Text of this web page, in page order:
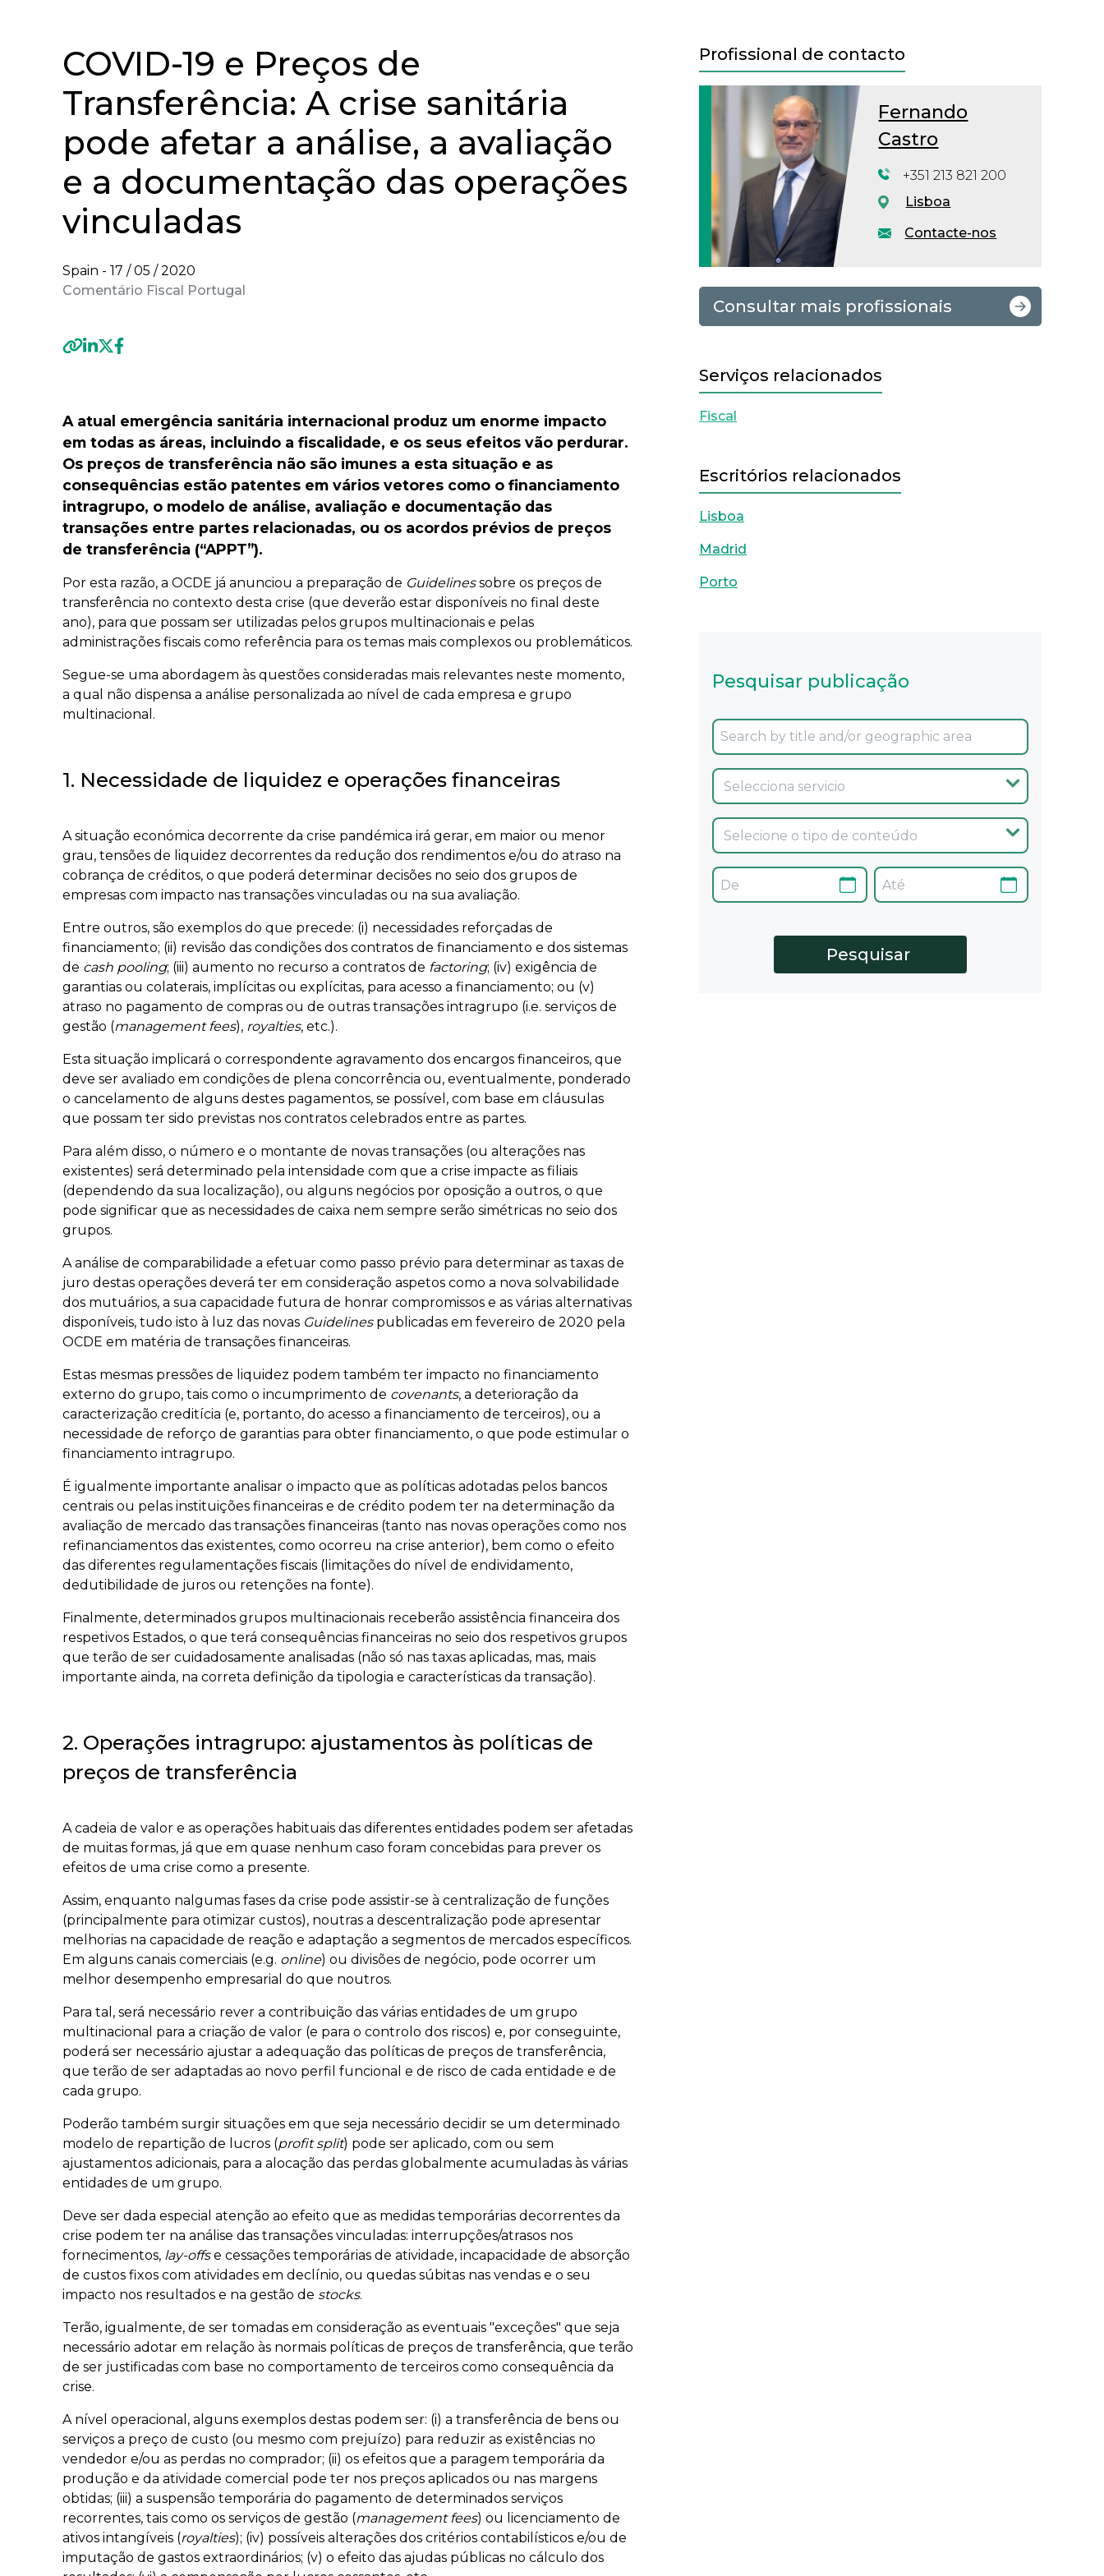
COVID-19 e Preços de
Transferência: A crise sanitária
pode afetar a análise, a avaliação
e a documentação das operações
vinculadas
Spain - 17 / 05 / 2020
Comentário Fiscal Portugal
A atual emergência sanitária internacional produz um enorme impacto
em todas as áreas, incluindo a fiscalidade, e os seus efeitos vão perdurar.
Os preços de transferência não são imunes a esta situação e as
consequências estão patentes em vários vetores como o financiamento
intragrupo, o modelo de análise, avaliação e documentação das
transações entre partes relacionadas, ou os acordos prévios de preços
de transferência (“APPT”).
Por esta razão, a OCDE já anunciou a preparação de Guidelinessobre os preços de
transferência no contexto desta crise (que deverão estar disponíveis no final deste
ano), para que possam ser utilizadas pelos grupos multinacionais e pelas
administrações fiscais como referência para os temas mais complexos ou problemáticos.
Segue-se uma abordagem às questões consideradas mais relevantes neste momento,
a qual não dispensa a análise personalizada ao nível de cada empresa e grupo
multinacional.
1. Necessidade de liquidez e operações financeiras
A situação económica decorrente da crise pandémica irá gerar, em maior ou menor
grau, tensões de liquidez decorrentes da redução dos rendimentos e/ou do atraso na
cobrança de créditos, o que poderá determinar decisões no seio dos grupos de
empresas com impacto nas transações vinculadas ou na sua avaliação.
Entre outros, são exemplos do que precede: (i) necessidades reforçadas de
financiamento; (ii) revisão das condições dos contratos de financiamento e dos sistemas
de cash pooling; (iii) aumento no recurso a contratos de factoring; (iv) exigência de
garantias ou colaterais, implícitas ou explícitas, para acesso a financiamento; ou (v)
atraso no pagamento de compras ou de outras transações intragrupo (i.e. serviços de
gestão (management fees), royalties, etc.).
Esta situação implicará o correspondente agravamento dos encargos financeiros, que
deve ser avaliado em condições de plena concorrência ou, eventualmente, ponderado
o cancelamento de alguns destes pagamentos, se possível, com base em cláusulas
que possam ter sido previstas nos contratos celebrados entre as partes.
Para além disso, o número e o montante de novas transações (ou alterações nas
existentes) será determinado pela intensidade com que a crise impacte as filiais
(dependendo da sua localização), ou alguns negócios por oposição a outros, o que
pode significar que as necessidades de caixa nem sempre serão simétricas no seio dos
grupos.
A análise de comparabilidade a efetuar como passo prévio para determinar as taxas de
juro destas operações deverá ter em consideração aspetos como a nova solvabilidade
dos mutuários, a sua capacidade futura de honrar compromissos e as várias alternativas
disponíveis, tudo isto à luz das novas Guidelinespublicadas em fevereiro de 2020 pela
OCDE em matéria de transações financeiras.
Estas mesmas pressões de liquidez podem também ter impacto no financiamento
externo do grupo, tais como o incumprimento de covenants, a deterioração da
caracterização creditícia (e, portanto, do acesso a financiamento de terceiros), ou a
necessidade de reforço de garantias para obter financiamento, o que pode estimular o
financiamento intragrupo.
É igualmente importante analisar o impacto que as políticas adotadas pelos bancos
centrais ou pelas instituições financeiras e de crédito podem ter na determinação da
avaliação de mercado das transações financeiras (tanto nas novas operações como nos
refinanciamentos das existentes, como ocorreu na crise anterior), bem como o efeito
das diferentes regulamentações fiscais (limitações do nível de endividamento,
dedutibilidade de juros ou retenções na fonte).
Finalmente, determinados grupos multinacionais receberão assistência financeira dos
respetivos Estados, o que terá consequências financeiras no seio dos respetivos grupos
que terão de ser cuidadosamente analisadas (não só nas taxas aplicadas, mas, mais
importante ainda, na correta definição da tipologia e características da transação).
2. Operações intragrupo: ajustamentos às políticas de
preços de transferência
A cadeia de valor e as operações habituais das diferentes entidades podem ser afetadas
de muitas formas, já que em quase nenhum caso foram concebidas para prever os
efeitos de uma crise como a presente.
Assim, enquanto nalgumas fases da crise pode assistir-se à centralização de funções
(principalmente para otimizar custos), noutras a descentralização pode apresentar
melhorias na capacidade de reação e adaptação a segmentos de mercados específicos.
Em alguns canais comerciais (e.g. online) ou divisões de negócio, pode ocorrer um
melhor desempenho empresarial do que noutros.
Para tal, será necessário rever a contribuição das várias entidades de um grupo
multinacional para a criação de valor (e para o controlo dos riscos) e, por conseguinte,
poderá ser necessário ajustar a adequação das políticas de preços de transferência,
que terão de ser adaptadas ao novo perfil funcional e de risco de cada entidade e de
cada grupo.
Poderão também surgir situações em que seja necessário decidir se um determinado
modelo de repartição de lucros (profit split) pode ser aplicado, com ou sem
ajustamentos adicionais, para a alocação das perdas globalmente acumuladas às várias
entidades de um grupo.
Deve ser dada especial atenção ao efeito que as medidas temporárias decorrentes da
crise podem ter na análise das transações vinculadas: interrupções/atrasos nos
fornecimentos, lay-offse cessações temporárias de atividade, incapacidade de absorção
de custos fixos com atividades em declínio, ou quedas súbitas nas vendas e o seu
impacto nos resultados e na gestão de stocks.
Terão, igualmente, de ser tomadas em consideração as eventuais "exceções" que seja
necessário adotar em relação às normais políticas de preços de transferência, que terão
de ser justificadas com base no comportamento de terceiros como consequência da
crise.
A nível operacional, alguns exemplos destas podem ser: (i) a transferência de bens ou
serviços a preço de custo (ou mesmo com prejuízo) para reduzir as existências no
vendedor e/ou as perdas no comprador; (ii) os efeitos que a paragem temporária da
produção e da atividade comercial pode ter nos preços aplicados ou nas margens
obtidas; (iii) a suspensão temporária do pagamento de determinados serviços
recorrentes, tais como os serviços de gestão (management fees) ou licenciamento de
ativos intangíveis (royalties); (iv) possíveis alterações dos critérios contabilísticos e/ou de
imputação de gastos extraordinários; (v) o efeito das ajudas públicas no cálculo dos
Profissional de contacto
Fernando
Castro
Contacte-nos
+351 213 821 200
Lisboa
Consultar mais profissionais
Serviços relacionados
Fiscal
Escritórios relacionados
Lisboa
Madrid
Porto
Pesquisar publicação